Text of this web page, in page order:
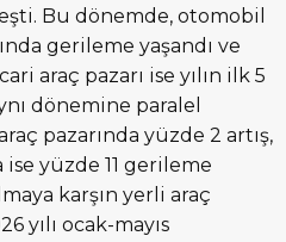
Bu dönemde, otomobil
gerileme yaşandı ve
araç pazarı ise yılın ilk 5
dönemine paralel
pazarında yüzde 2 artış,
ise yüzde 11 gerileme
karşın yerli araç
yılı ocak-mayıs